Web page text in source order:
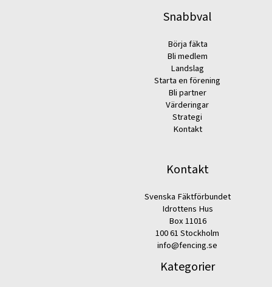
Snabbval
Börja fäkta
Bli medlem
Landslag
Starta en förening
Bli partner
Värderingar
Strategi
Kontakt
Kontakt
Svenska Fäktförbundet
Idrottens Hus
Box 11016
100 61 Stockholm
info@fencing.se
Kategorier